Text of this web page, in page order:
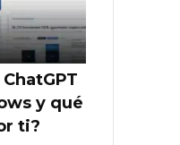
y qué
ti?